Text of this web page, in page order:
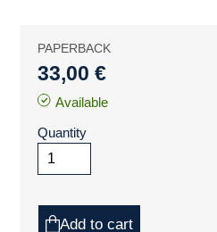
PAPERBACK
33,00 €
Available
Quantity
Add to cart